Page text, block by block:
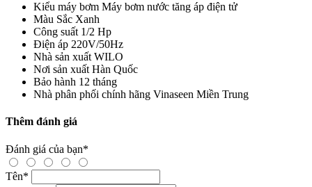
Kiểu máy bơm Máy bơm nước tăng áp điện tử
Màu Sắc Xanh
Công suất 1/2 Hp
Điện áp 220V/50Hz
Nhà sản xuất WILO
Nơi sản xuất Hàn Quốc
Bảo hành 12 tháng
Nhà phân phối chính hãng Vinaseen Miền Trung
Thêm đánh giá
Đánh giá của bạn*
Tên*